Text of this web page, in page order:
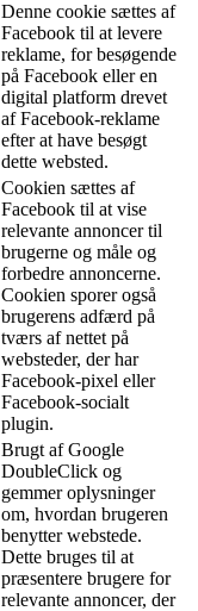
Denne cookie sættes af
Facebook til at levere
reklame, for besøgende
på Facebook eller en
digital platform drevet
af Facebook-reklame
efter at have besøgt
dette websted.
Cookien sættes af
Facebook til at vise
relevante annoncer til
brugerne og måle og
forbedre annoncerne.
Cookien sporer også
brugerens adfærd på
tværs af nettet på
websteder, der har
Facebook-pixel eller
Facebook-socialt
plugin.
Brugt af Google
DoubleClick og
gemmer oplysninger
om, hvordan brugeren
benytter webstede.
Dette bruges til at
præsentere brugere for
relevante annoncer, der